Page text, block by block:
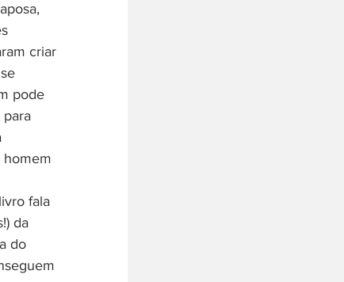
criar
pode
para
homem
fala
da
do